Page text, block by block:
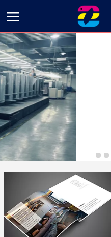
首页 生产案例